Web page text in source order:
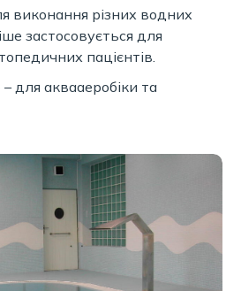
виконання різних водних
застосовується для
пацієнтів.
для аквааеробіки та